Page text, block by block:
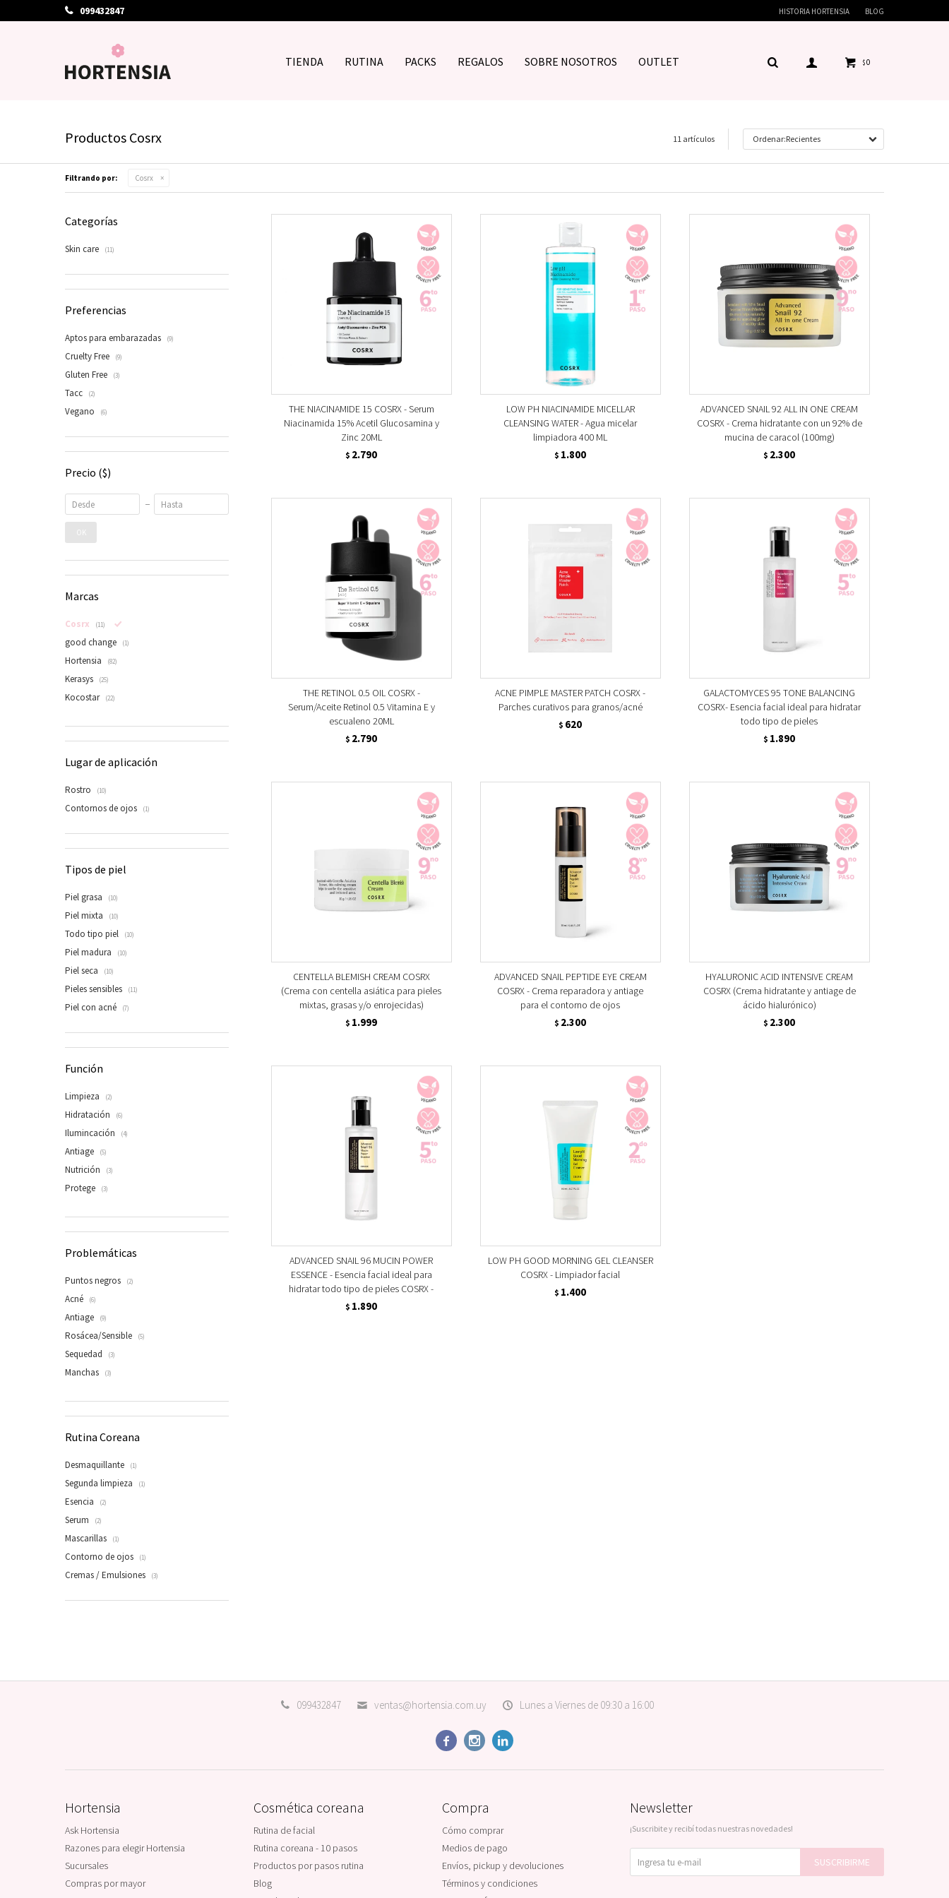
TIENDA RUTINA PACKS REGALOS SOBRE NOSOTROS OUTLET $0
099432847 HISTORIA HORTENSIA BLOG
Productos Cosrx 11 artículos Recientes
Filtrando por: Cosrx
THE NIACINAMIDE 15 COSRX - Serum
Niacinamida 15% Acetil Glucosamina y
Zinc 20ML
$ 2.790
LOW PH NIACINAMIDE MICELLAR
CLEANSING WATER - Agua micelar
limpiadora 400 ML
$ 1.800
ADVANCED SNAIL 92 ALL IN ONE CREAM
COSRX - Crema hidratante con un 92% de
mucina de caracol (100mg)
$ 2.300
THE RETINOL 0.5 OIL COSRX -
Serum/Aceite Retinol 0.5 Vitamina E y
escualeno 20ML
$ 2.790
ACNE PIMPLE MASTER PATCH COSRX -
Parches curativos para granos/acné
$ 620
GALACTOMYCES 95 TONE BALANCING
COSRX- Esencia facial ideal para hidratar
todo tipo de pieles
$ 1.890
CENTELLA BLEMISH CREAM COSRX
(Crema con centella asiática para pieles
mixtas, grasas y/o enrojecidas)
$ 1.999
ADVANCED SNAIL PEPTIDE EYE CREAM
COSRX - Crema reparadora y antiage
para el contorno de ojos
$ 2.300
HYALURONIC ACID INTENSIVE CREAM
COSRX (Crema hidratante y antiage de
ácido hialurónico)
$ 2.300
ADVANCED SNAIL 96 MUCIN POWER
ESSENCE - Esencia facial ideal para
hidratar todo tipo de pieles COSRX -
$ 1.890
LOW PH GOOD MORNING GEL CLEANSER
COSRX - Limpiador facial
$ 1.400
Categorías
Skin care (11)
Preferencias
Aptos para embarazadas (9)
Cruelty Free (9)
Gluten Free (3)
Tacc (2)
Vegano (6)
Precio ($)
OK
Marcas
Cosrx (11)
good change (1)
Hortensia (82)
Kerasys (25)
Kocostar (22)
Lugar de aplicación
Rostro (10)
Contornos de ojos (1)
Tipos de piel
Piel grasa (10)
Piel mixta (10)
Todo tipo piel (10)
Piel madura (10)
Piel seca (10)
Pieles sensibles (11)
Piel con acné (7)
Función
Limpieza (2)
Hidratación (6)
Ilumincación (4)
Antiage (5)
Nutrición (3)
Protege (3)
Problemáticas
Puntos negros (2)
Acné (6)
Antiage (9)
Rosácea/Sensible (5)
Sequedad (3)
Manchas (3)
Rutina Coreana
Desmaquillante (1)
Segunda limpieza (1)
Esencia (2)
Serum (2)
Mascarillas (1)
Contorno de ojos (1)
Cremas / Emulsiones (3)
099432847 ventas@hortensia.com.uy Lunes a Viernes de 09:30 a 16:00
  
Hortensia
Ask Hortensia
Razones para elegir Hortensia
Sucursales
Compras por mayor
Cosmética coreana
Rutina de facial
Rutina coreana - 10 pasos
Productos por pasos rutina
Blog
Compra
Cómo comprar
Medios de pago
Envíos, pickup y devoluciones
Términos y condiciones
Newsletter
¡Suscribite y recibí todas nuestras novedades!
SUSCRIBIRME